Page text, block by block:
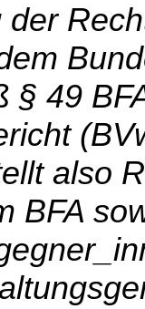
§ 49
also
BFA